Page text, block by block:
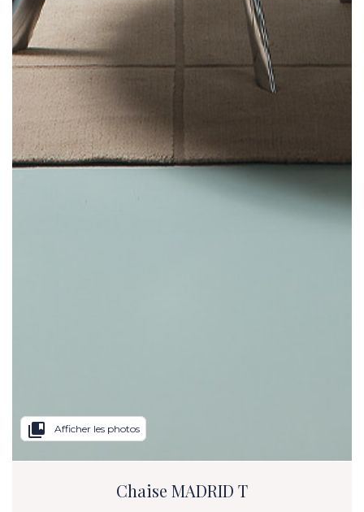
collections_bookmark Afficher les photos
Chaise MADRID T